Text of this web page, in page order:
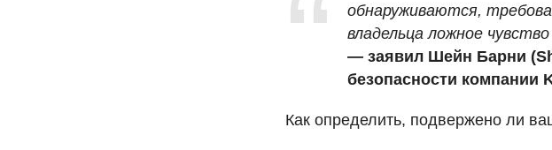
обнаруживаются,
владельца ложное
— заявил Шейн Барни
безопасности компании
Как определить, подвержено ли